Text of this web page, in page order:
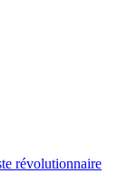
révolutionnaire